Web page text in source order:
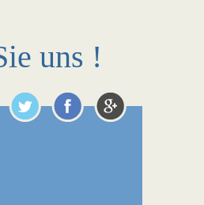
uns !